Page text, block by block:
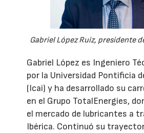
Gabriel López Ruiz, presidente
Gabriel López es Ingeniero
por la Universidad Pontificia
(Icai) y ha desarrollado su
en el Grupo TotalEnergies,
el mercado de lubricantes a
Ibérica. Continuó su